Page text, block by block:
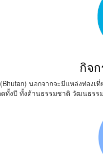
กิจ
นอกจากจะมีแหล่งท่องเ
ทั้งปี ทั้งด้านธรรมชาติ วัฒนธรร